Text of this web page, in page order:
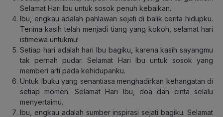
Selamat Hari Ibu untuk sosok penuh kebaikan.
Ibu, engkau adalah pahlawan sejati di balik cerita hidupku.
Terima kasih telah menjadi tiang yang kokoh, selamat hari
istimewa untukmu!
Setiap hari adalah hari Ibu bagiku, karena kasih sayangmu
tak pernah pudar. Selamat Hari Ibu untuk sosok yang
memberi arti pada kehidupanku.
Untuk Ibuku yang senantiasa menghadirkan kehangatan di
setiap momen. Selamat Hari Ibu, doa dan cinta selalu
menyertaimu.
Ibu, engkau adalah sumber inspirasi sejati bagiku. Selamat